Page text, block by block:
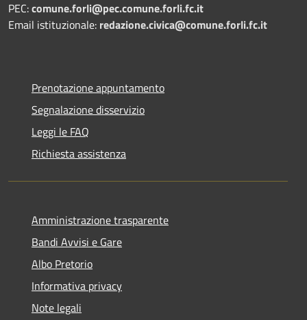
PEC:comune.forli@pec.comune.forli.fc.it
Email istituzionale: redazione.civica@comune.forli.fc.it
Prenotazione appuntamento
Segnalazione disservizio
Leggi le FAQ
Richiesta assistenza
Amministrazione trasparente
Bandi Avvisi e Gare
Albo Pretorio
Informativa privacy
Note legali